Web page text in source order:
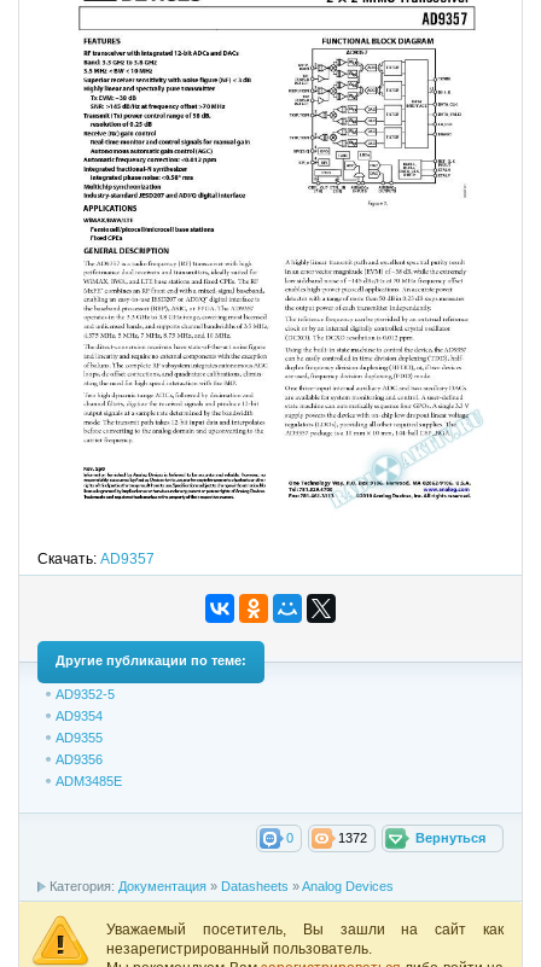
Скачать: AD9357
Другие публикации по теме:
AD9352-5
AD9354
AD9355
AD9356
ADM3485E
Вернуться
1372
0
Категория: Документация » Datasheets »Analog Devices
Уважаемый посетитель, Вы зашли на сайт как
незарегистрированный пользователь.